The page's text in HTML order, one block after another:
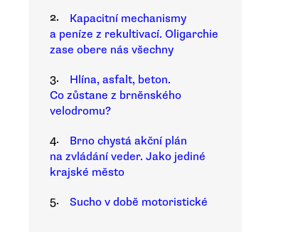
2.
Kapacitní mechanismy
a peníze z rekultivací. Oligarchie
zase obere nás všechny
3.
Hlína, asfalt, beton.
Co zůstane z brněnského
velodromu?
4.
Brno chystá akční plán
na zvládání veder. Jako jediné
krajské město
5.
Sucho v době motoristické